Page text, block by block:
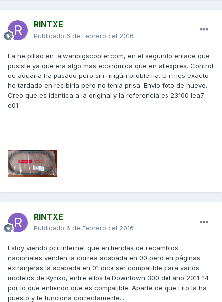
RINTXE
Publicado 6 de Febrero del 2016
La he pillao en taiwanbigscooter.com, en el segundo enlace que
pusiste ya que era algo mas económica que en aliexpres. Control
de aduana ha pasado pero sin ningún problema. Un mes exacto
he tardado en recibirla pero no tenía prisa. Envío foto de nuevo.
Creo que es idéntica a la original y la referencia es 23100 lea7
e01.
RINTXE
Publicado 6 de Febrero del 2016
Estoy viendo por internet que en tiendas de recambios
nacionales venden la correa acabada en 00 pero en páginas
extranjeras la acabada en 01 dice ser compatible para varios
modelos de Kymko, entre ellos la Downtown 300 del año 2011-14
por lo que entiendo que es compatible. Aparte de que Lito la ha
puesto y le funciona correctamente...